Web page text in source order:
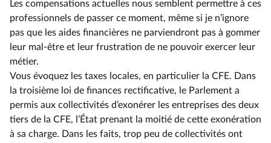
Les compensations actuelles nous semblent permettre à ces
professionnels de passer ce moment, même si je n’ignore
pas que les aides financières ne parviendront pas à gommer
leur mal-être et leur frustration de ne pouvoir exercer leur
métier.
Vous évoquez les taxes locales, en particulier la CFE. Dans
la troisième loi de finances rectificative, le Parlement a
permis aux collectivités d’exonérer les entreprises des deux
tiers de la CFE, l’État prenant la moitié de cette exonération
à sa charge. Dans les faits, trop peu de collectivités ont